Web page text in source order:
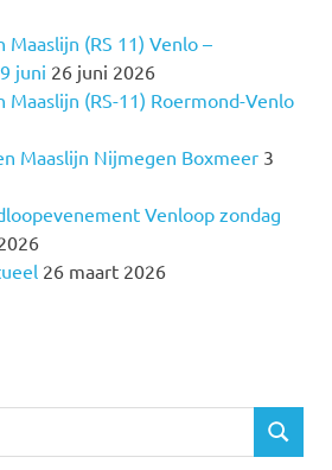
Maaslijn (RS 11) Venlo –
juni 26 juni 2026
Maaslijn (RS-11) Roermond-Venlo
Maaslijn Nijmegen Boxmeer 3
Venloop zondag
26 maart 2026
Z